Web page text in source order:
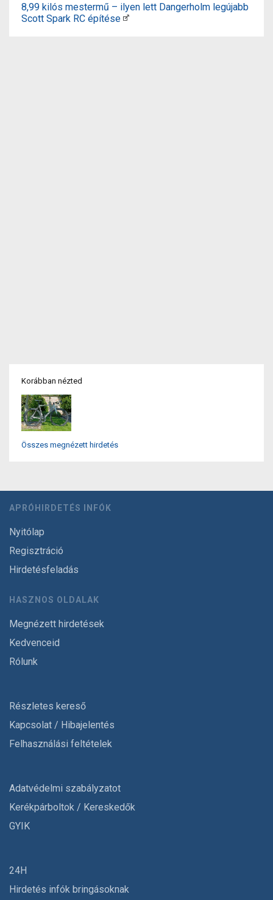
8,99 kilós mestermű – ilyen lett Dangerholm legújabb
Scott Spark RC építése
Korábban nézted
Összes megnézett hirdetés
APRÓHIRDETÉS INFÓK
Nyitólap
Regisztráció
Hirdetésfeladás
HASZNOS OLDALAK
Megnézett hirdetések
Kedvenceid
Rólunk
Részletes kereső
Kapcsolat / Hibajelentés
Felhasználási feltételek
Adatvédelmi szabályzatot
Kerékpárboltok / Kereskedők
GYIK
24H
Hirdetés infók bringásoknak